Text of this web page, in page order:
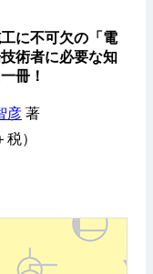
に不可欠の「電
術者に必要な知
冊！
彦 著
）